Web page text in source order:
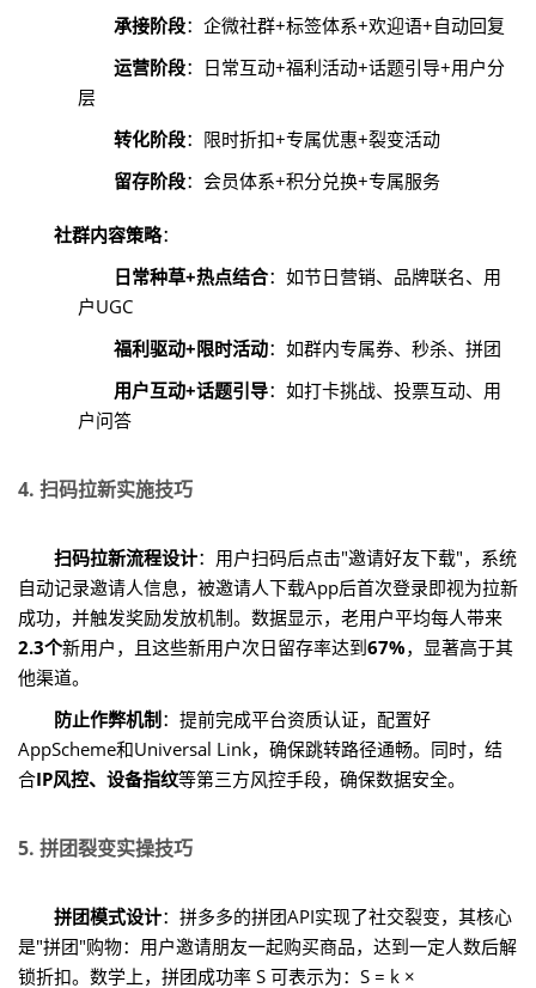
承接阶段：企微社群+标签体系+欢迎语+自动回复
运营阶段：日常互动+福利活动+话题引导+用户分
层
转化阶段：限时折扣+专属优惠+裂变活动
留存阶段：会员体系+积分兑换+专属服务
社群内容策略：
日常种草+热点结合：如节日营销、品牌联名、用
户UGC
福利驱动+限时活动：如群内专属券、秒杀、拼团
用户互动+话题引导：如打卡挑战、投票互动、用
户问答
4. 扫码拉新实施技巧
扫码拉新流程设计：用户扫码后点击"邀请好友下载"，系统
自动记录邀请人信息，被邀请人下载App后首次登录即视为拉新
成功，并触发奖励发放机制。数据显示，老用户平均每人带来
2.3个新用户，且这些新用户次日留存率达到67%，显著高于其
他渠道。
防止作弊机制 ：提前完成平台资质认证，配置好
AppScheme和Universal Link，确保跳转路径通畅。同时，结
合IP风控、设备指纹等第三方风控手段，确保数据安全。
5. 拼团裂变实操技巧
拼团模式设计：拼多多的拼团API实现了社交裂变，其核心
是"拼团"购物：用户邀请朋友一起购买商品，达到一定人数后解
锁折扣。数学上，拼团成功率 S 可表示为：S = k ×